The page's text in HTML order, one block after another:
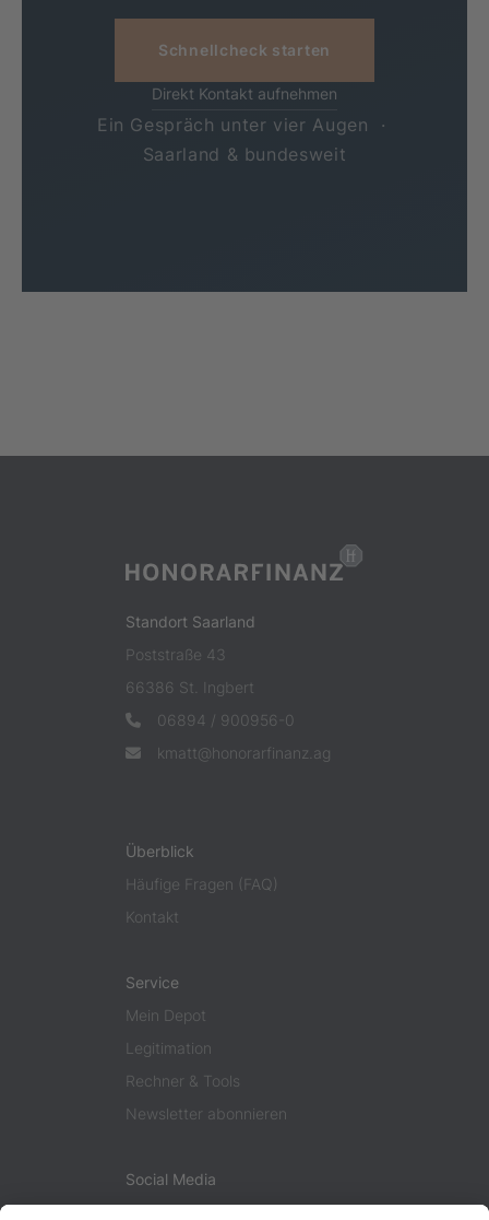
Schnellcheck starten
Direkt Kontakt aufnehmen
Ein Gespräch unter vier Augen ·
Saarland & bundesweit
Standort Saarland
Poststraße 43
66386 St. Ingbert
06894 / 900956-0
kmatt@honorarfinanz.ag
Überblick
Häufige Fragen (FAQ)
Kontakt
Service
Mein Depot
Legitimation
Rechner & Tools
Newsletter abonnieren
Social Media